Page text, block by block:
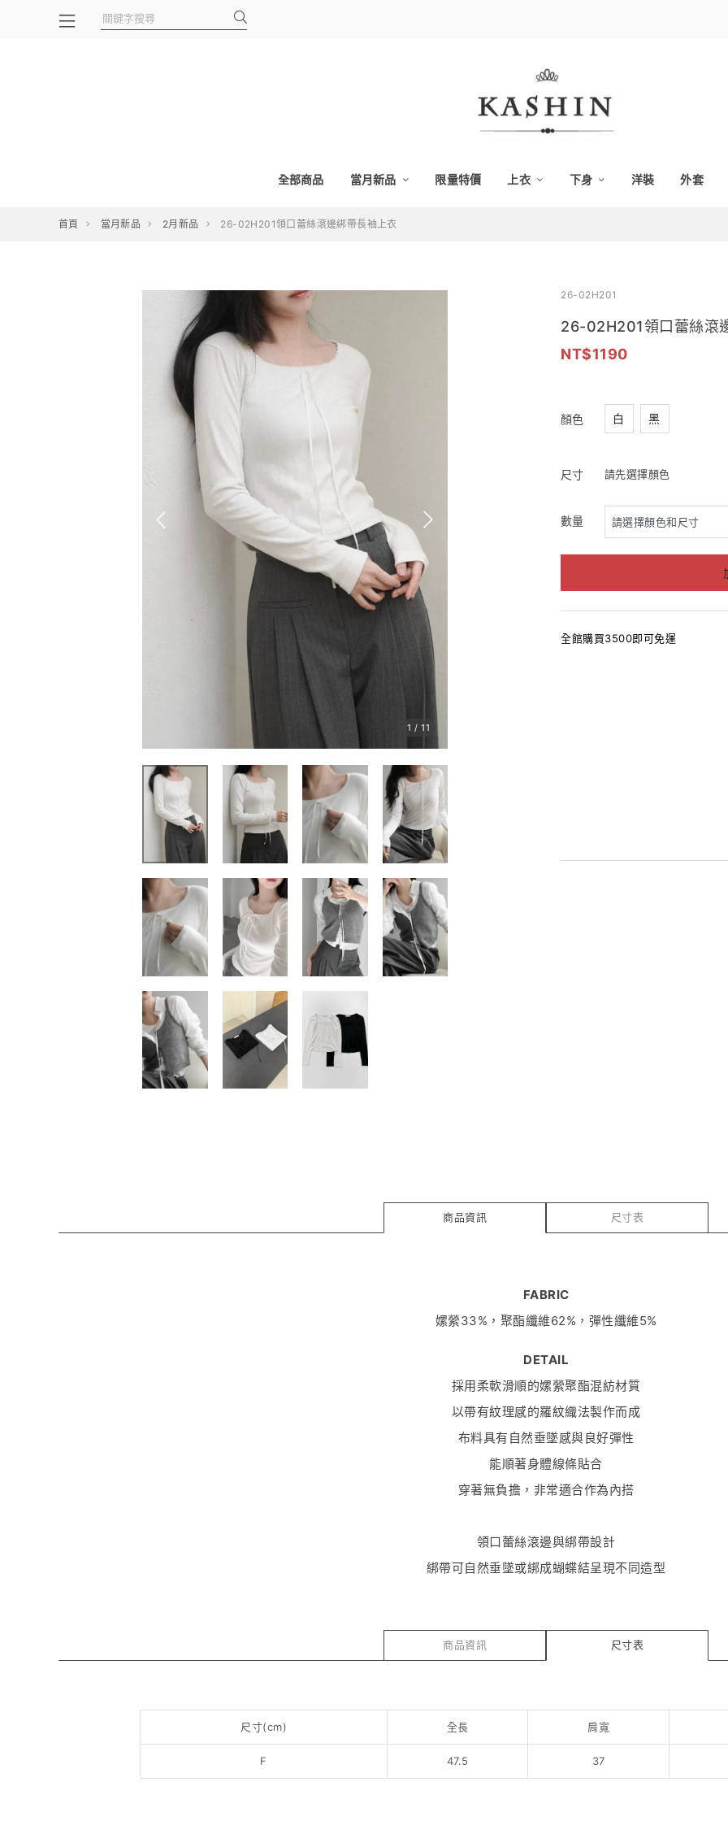
全部商品 當月新品 限量特價 上衣 下身 洋裝 外套
首頁 當月新品 2月新品 26-02H201領口蕾絲滾邊綁帶長袖上衣
1 / 11
26-02H201
26-02H201領口蕾絲滾
1190
顏色 白 黑
尺寸 請先選擇顏色
數量
全館購買3500即可免運
商品資訊 尺寸表
FABRIC
嫘縈33%，聚酯纖維62%，彈性纖維5%
DETAIL
採用柔軟滑順的嫘縈聚酯混紡材質
以帶有紋理感的羅紋織法製作而成
布料具有自然垂墜感與良好彈性
能順著身體線條貼合
穿著無負擔，非常適合作為內搭
領口蕾絲滾邊與綁帶設計
綁帶可自然垂墜或綁成蝴蝶結呈現不同造型
商品資訊 尺寸表
尺寸(cm) 全長 肩寬
F 47.5 37